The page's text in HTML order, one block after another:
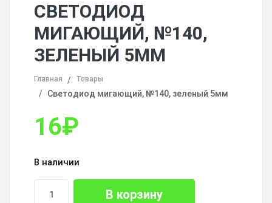
СВЕТОДИОД
МИГАЮЩИЙ, №140,
ЗЕЛЕНЫЙ 5ММ
Главная Товары
Светодиод мигающий, №140, зеленый 5мм
16₽
В наличии
В корзину